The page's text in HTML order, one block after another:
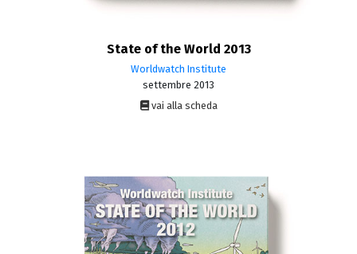
State of the World 2013
Worldwatch Institute
settembre 2013
vai alla scheda